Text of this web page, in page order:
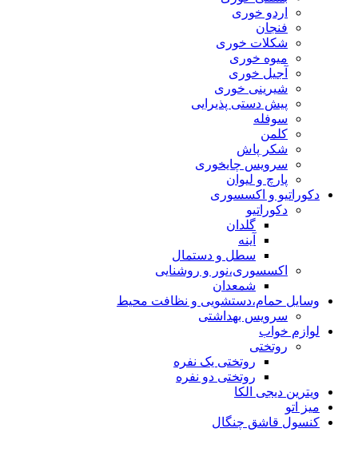
اردو خوری
فنجان
شکلات خوری
میوه خوری
آجیل خوری
شیرینی خوری
پیش دستی پذیرایی
سوفله
کلمن
شکر پاش
سرویس چایخوری
پارچ و لیوان
دکوراتیو و اکسسوری
دکوراتیو
گلدان
آینه
سطل و دستمال
اکسسوری،نور و روشنایی
شمعدان
وسایل حمام،دستشویی و نظافت محیط
سرویس بهداشتی
لوازم خواب
روتختی
روتختی یک نفره
روتختی دو نفره
ویترین دیجی الکا
میز اتو
کنسول قاشق چنگال